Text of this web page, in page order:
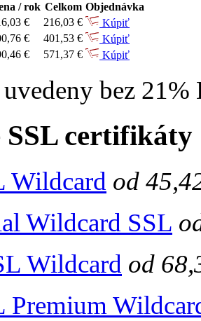
/ rok Celkom Objednávka
€ 216,03 €
Kúpiť
€ 401,53 €
Kúpiť
€ 571,37 € Kúpiť
bez 21%
SSL certifikáty
Wildcard od
Wildcard SSL
Wildcard od
Premium